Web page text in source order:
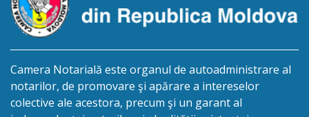
Camera Notarială este organul de autoadministrare al
notarilor, de promovare şi apărare a intereselor
colective ale acestora, precum şi un garant al